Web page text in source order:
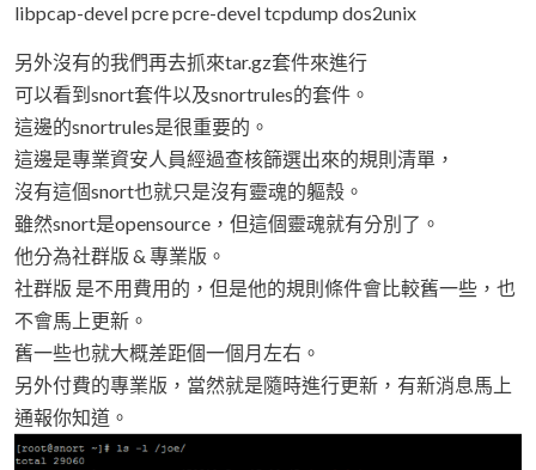
libpcap-devel pcre pcre-devel tcpdump dos2unix
另外沒有的我們再去抓來tar.gz套件來進行
可以看到snort套件以及snortrules的套件。
這邊的snortrules是很重要的。
這邊是專業資安人員經過查核篩選出來的規則清單，
沒有這個snort也就只是沒有靈魂的軀殼。
雖然snort是opensource，但這個靈魂就有分別了。
他分為社群版 & 專業版。
社群版 是不用費用的，但是他的規則條件會比較舊一些，也
不會馬上更新。
舊一些也就大概差距個一個月左右。
另外付費的專業版，當然就是隨時進行更新，有新消息馬上
通報你知道。